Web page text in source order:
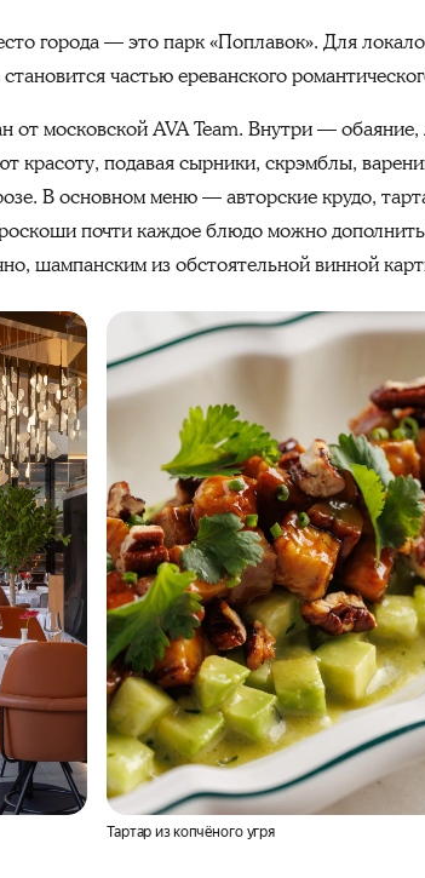
города — это парк «Поплавок». Для
частью ереванского
от московской AVA Team. Внутри —
красоту, подавая сырники, скрэмблы,
В основном меню — авторские крудо,
почти каждое блюдо можно
шампанским из обстоятельной винной
Тартар из копчёного угря